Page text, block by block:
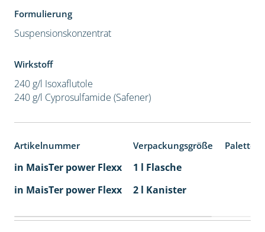
Formulierung
Suspensionskonzentrat
Wirkstoff
240 g/l Isoxaflutole
240 g/l Cyprosulfamide (Safener)
Artikelnummer Verpackungsgröße
in MaisTer power Flexx
1 l Flasche
in MaisTer power Flexx
2 l Kanister